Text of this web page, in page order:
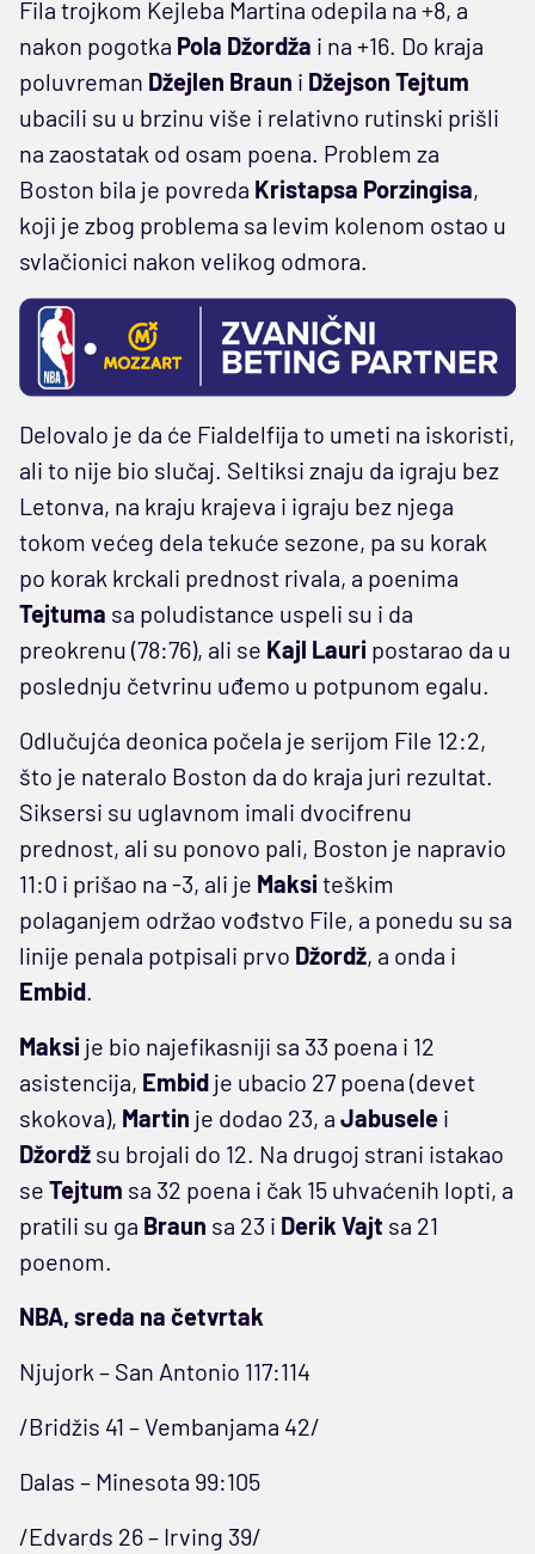
Fila trojkom Kejleba Martina odepila na +8, a
nakon pogotka Pola Džordža i na +16. Do kraja
poluvreman Džejlen Braun i Džejson Tejtum
ubacili su u brzinu više i relativno rutinski prišli
na zaostatak od osam poena. Problem za
Boston bila je povreda Kristapsa Porzingisa,
koji je zbog problema sa levim kolenom ostao u
svlačionici nakon velikog odmora.
Delovalo je da će Fialdelfija to umeti na iskoristi,
ali to nije bio slučaj. Seltiksi znaju da igraju bez
Letonva, na kraju krajeva i igraju bez njega
tokom većeg dela tekuće sezone, pa su korak
po korak krckali prednost rivala, a poenima
Tejtuma sa poludistance uspeli su i da
preokrenu (78:76), ali se Kajl Lauri postarao da u
poslednju četvrinu uđemo u potpunom egalu.
Odlučujća deonica počela je serijom File 12:2,
što je nateralo Boston da do kraja juri rezultat.
Siksersi su uglavnom imali dvocifrenu
prednost, ali su ponovo pali, Boston je napravio
11:0 i prišao na -3, ali je Maksi teškim
polaganjem održao vođstvo File, a ponedu su sa
linije penala potpisali prvo Džordž, a onda i
Embid.
Maksi je bio najefikasniji sa 33 poena i 12
asistencija, Embid je ubacio 27 poena (devet
skokova), Martin je dodao 23, a Jabusele i
Džordž su brojali do 12. Na drugoj strani istakao
se Tejtum sa 32 poena i čak 15 uhvaćenih lopti, a
pratili su ga Braun sa 23 i Derik Vajt sa 21
poenom.
NBA, sreda na četvrtak
Njujork – San Antonio 117:114
/Bridžis 41 – Vembanjama 42/
Dalas – Minesota 99:105
/Edvards 26 – Irving 39/